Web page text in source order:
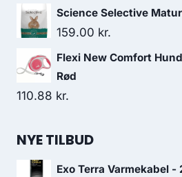
oprindelige
Science Selective
159.00 kr.
Flexi New Comfort
Rød
110.88 kr.
NYE TILBUD
Exo Terra Varmekabel -